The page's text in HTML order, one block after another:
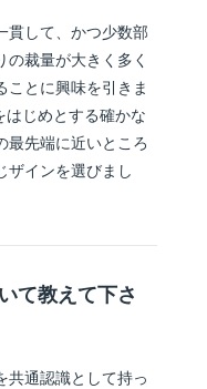
貫して、かつ少数部
裁量が大きく多く
ことに興味を引きま
じめとする確かな
最先端に近いところ
ザインを選びまし
て教えて下さ
共通認識として持っ